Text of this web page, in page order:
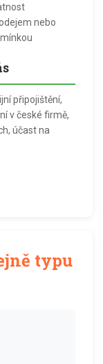
nebo
připojištění,
v české firmě,
účast na
typu